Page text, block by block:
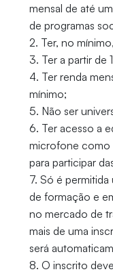
mensal de até
de programas
2. Ter, no
3. Ter a partir de
4. Ter renda
mínimo;
5. Não ser
6. Ter acesso a
microfone como
para participar
7. Só é
de formação e
no mercado de
mais de uma
será
8. O inscrito